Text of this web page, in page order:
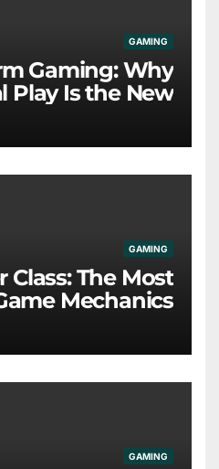
GAMING
Gaming: Why
Play Is the New
GAMING
Class: The Most
Mechanics
GAMING